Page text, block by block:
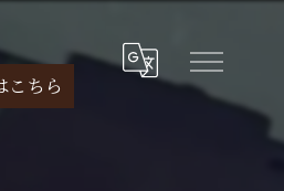
こちら